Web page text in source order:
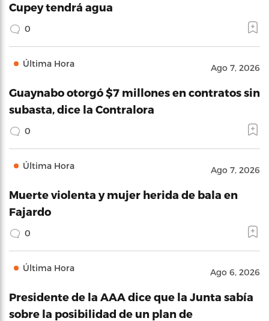
Cupey tendrá agua
0
Última Hora Ago 7, 2026
Guaynabo otorgó $7 millones en contratos sin
subasta, dice la Contralora
0
Última Hora Ago 7, 2026
Muerte violenta y mujer herida de bala en
Fajardo
0
Última Hora Ago 6, 2026
Presidente de la AAA dice que la Junta sabía
sobre la posibilidad de un plan de